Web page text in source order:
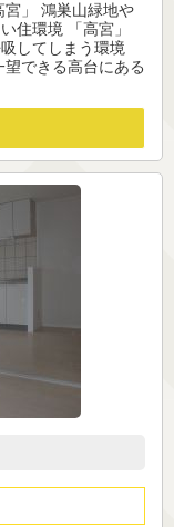
」 鴻巣山緑地や
住環境 「高宮」
してしまう環境
望できる高台にある